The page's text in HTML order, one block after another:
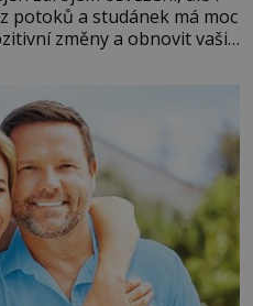
potoků a studánek má moc
změny a obnovit vaši
přinést do svého života